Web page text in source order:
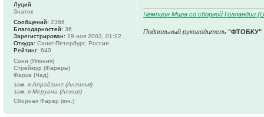
Чемпион Мира со сборной Голландии
Подпольный руководитель "ФТОБКУ"
Луций
Знаток
Сообщений: 2366
Благодарностей: 36
Зарегистрирован: 19 ноя 2003, 01:22
Откуда: Санкт-Петербург, Россия
Рейтинг: 640
Сони (Япония)
Стреймур (Фареры)
Фарха (Чад)
зам. в Апрайзинг (Ангилья)
зам. в Меруана (Алжир)
Сборная Фарер (юн.)